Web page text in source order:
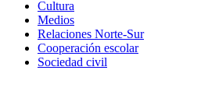
Cultura
Medios
Relaciones Norte-Sur
Cooperación escolar
Sociedad civil